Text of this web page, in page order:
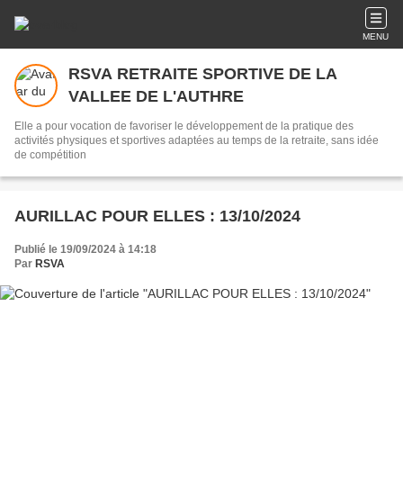
MENU
RSVA RETRAITE SPORTIVE DE LA
VALLEE DE L'AUTHRE
Elle a pour vocation de favoriser le développement de la pratique des
activités physiques et sportives adaptées au temps de la retraite, sans idée
de compétition
AURILLAC POUR ELLES : 13/10/2024
Publié le 19/09/2024 à 14:18
Par RSVA